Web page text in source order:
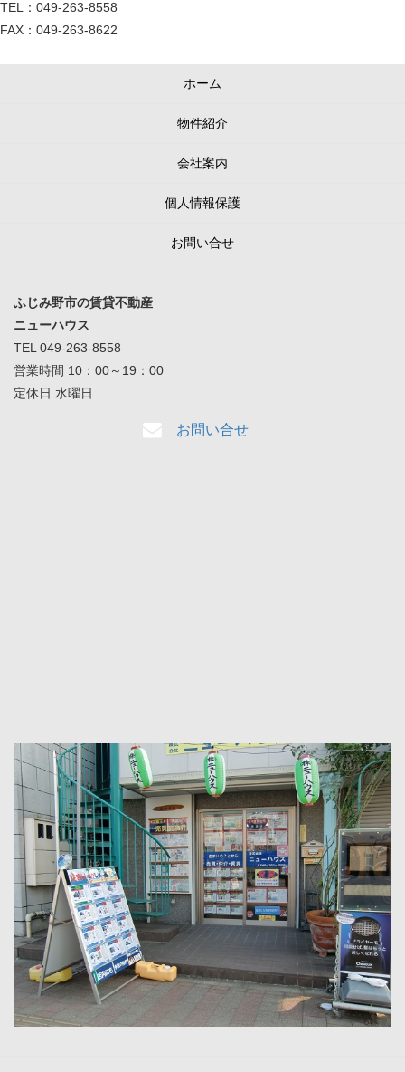
TEL：049-263-8558
FAX：049-263-8622
ホーム
物件紹介
会社案内
個人情報保護
お問い合せ
ふじみ野市の賃貸不動産
ニューハウス
TEL 049-263-8558
営業時間 10：00～19：00
定休日 水曜日
お問い合せ